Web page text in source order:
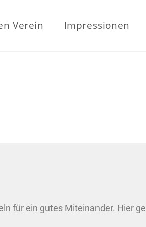
Verein Impressionen
für ein gutes Miteinander. Hier